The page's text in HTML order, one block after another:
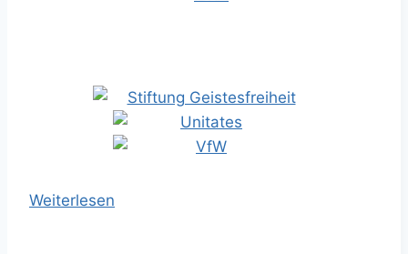
Weiterlesen